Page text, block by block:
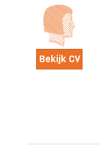
Bekijk CV